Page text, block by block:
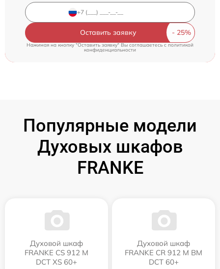
Оставить заявку
Нажимая на кнопку "Оставить заявку" Вы соглашаетесь cполитикой
конфиденциальности
Популярные модели
Духовых шкафов
FRANKE
Духовой шкаф
FRANKE CS 912 M
DCT XS 60+
Духовой шкаф
FRANKE CR 912 M BM
DCT 60+